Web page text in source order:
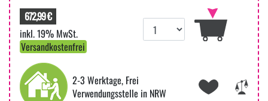
672,99 €
inkl. 19% MwSt.
Versandkostenfrei
2-3 Werktage, Frei
Verwendungsstelle in NRW